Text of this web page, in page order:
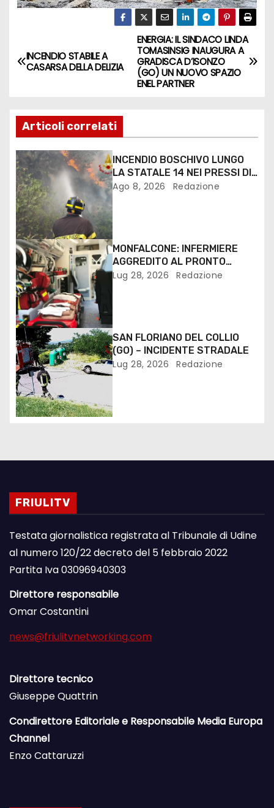
ENERGIA: IL SINDACO LINDA
TOMASINSIG INAUGURA A
GRADISCA D’ISONZO
(GO) UN NUOVO SPAZIO
ENEL PARTNER
INCENDIO STABILE A
CASARSA DELLA DELIZIA
Articoli correlati
INCENDIO BOSCHIVO LUNGO
LA STATALE 14 NEI PRESSI DI
MONFALCONE
Ago 8, 2026 Redazione
MONFALCONE: INFERMIERE
AGGREDITO AL PRONTO
SOCCORSO
Lug 28, 2026 Redazione
SAN FLORIANO DEL COLLIO
(GO) – INCIDENTE STRADALE
Lug 28, 2026 Redazione
FRIULITV
Testata giornalistica registrata al Tribunale di Udine
al numero 120/22 decreto del 5 febbraio 2022
Partita Iva 03096940303
Direttore responsabile
Omar Costantini
news@friulitvnetworking.com
Direttore tecnico
Giuseppe Quattrin
Condirettore Editoriale e Responsabile Media Europa
Channel
Enzo Cattaruzzi